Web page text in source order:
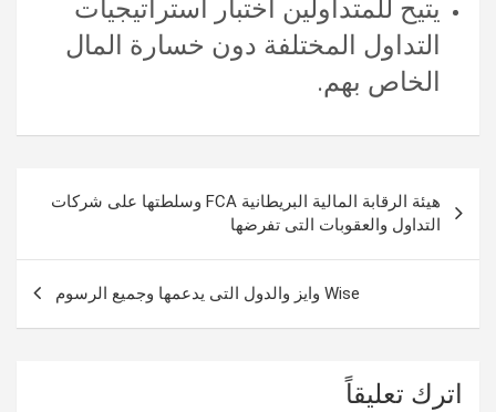
يتيح للمتداولين اختبار استراتيجيات
التداول المختلفة دون خسارة المال
الخاص بهم.
المقالات
هيئة الرقابة المالية البريطانية FCA وسلطتها على شركات
التداول والعقوبات التى تفرضها
Wise وايز والدول التى يدعمها وجميع الرسوم
اترك تعليقاً